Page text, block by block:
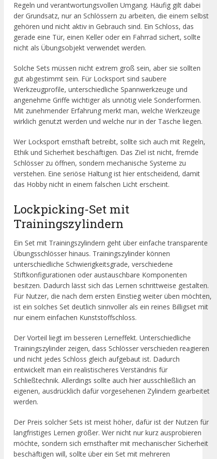
Regeln und verantwortungsvollen Umgang. Häufig gilt dabei
der Grundsatz, nur an Schlössern zu arbeiten, die einem selbst
gehören und nicht aktiv in Gebrauch sind. Ein Schloss, das
gerade eine Tür, einen Keller oder ein Fahrrad sichert, sollte
nicht als Übungsobjekt verwendet werden.
Solche Sets müssen nicht extrem groß sein, aber sie sollten
gut abgestimmt sein. Für Locksport sind saubere
Werkzeugprofile, unterschiedliche Spannwerkzeuge und
angenehme Griffe wichtiger als unnötig viele Sonderformen.
Mit zunehmender Erfahrung merkt man, welche Werkzeuge
wirklich genutzt werden und welche nur in der Tasche liegen.
Wer Locksport ernsthaft betreibt, sollte sich auch mit Regeln,
Ethik und Sicherheit beschäftigen. Das Ziel ist nicht, fremde
Schlösser zu öffnen, sondern mechanische Systeme zu
verstehen. Eine seriöse Haltung ist hier entscheidend, damit
das Hobby nicht in einem falschen Licht erscheint.
Lockpicking-Set mit
Trainingszylindern
Ein Set mit Trainingszylindern geht über einfache transparente
Übungsschlösser hinaus. Trainingszylinder können
unterschiedliche Schwierigkeitsgrade, verschiedene
Stiftkonfigurationen oder austauschbare Komponenten
besitzen. Dadurch lässt sich das Lernen schrittweise gestalten.
Für Nutzer, die nach dem ersten Einstieg weiter üben möchten,
ist ein solches Set deutlich sinnvoller als ein reines Billigset mit
nur einem einfachen Kunststoffschloss.
Der Vorteil liegt im besseren Lerneffekt. Unterschiedliche
Trainingszylinder zeigen, dass Schlösser verschieden reagieren
und nicht jedes Schloss gleich aufgebaut ist. Dadurch
entwickelt man ein realistischeres Verständnis für
Schließtechnik. Allerdings sollte auch hier ausschließlich an
eigenen, ausdrücklich dafür vorgesehenen Zylindern gearbeitet
werden.
Der Preis solcher Sets ist meist höher, dafür ist der Nutzen für
langfristiges Lernen größer. Wer nicht nur kurz ausprobieren
möchte, sondern sich ernsthafter mit mechanischer Sicherheit
beschäftigen will, sollte über ein Set mit mehreren